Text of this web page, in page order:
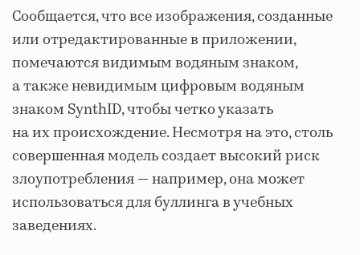
Сообщается, что все изображения, созданные
или отредактированные в приложении,
помечаются видимым водяным знаком,
а также невидимым цифровым водяным
знаком SynthID, чтобы четко указать
на их происхождение. Несмотря на это, столь
совершенная модель создает высокий риск
злоупотребления — например, она может
использоваться для буллинга в учебных
заведениях.